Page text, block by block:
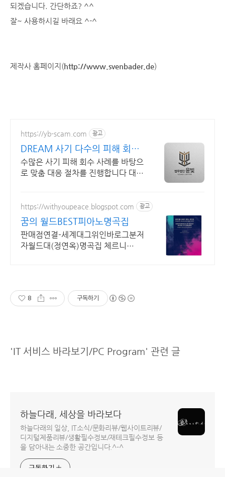
되겠습니다. 간단하죠? ^^
잘~ 사용하시길 바래요 ^-^
제작사 홈페이지(http://www.svenbader.de)
https://yb-scam.com 광고
DREAM 사기 다수의 피해 회복
사례 보유
수많은 사기 피해 회수 사례를 바탕으
로 맞춤 대응 절차를 진행합니다 대응
제시합니다
https://withyoupeace.blogspot.com 광고
꿈의 월드BEST피아노명곡집
판매점연결-세계대그위인바로그분저
자월드대(정연옥)명곡집 체르니
8 구독하기
'IT 서비스 바라보기/PC Program' 관련 글
하늘다래, 세상을 바라보다
하늘다래의 일상, IT소식/문화리뷰/웹사이트리뷰/
디지털제품리뷰/생활필수정보/재테크필수정보 등
을 담아내는 소중한 공간입니다.^-^
구독하기